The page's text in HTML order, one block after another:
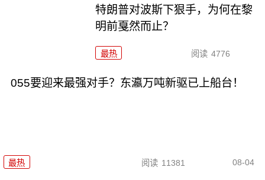
特朗普对波斯下狠手，为何在黎
明前戛然而止？
最热 阅读 4776
055要迎来最强对手？东瀛万吨新驱已上船台！
最热 阅读 11381 08-04